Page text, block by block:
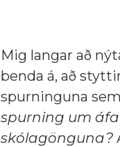
Mig langar að
benda á, að
spurninguna
spurning um
skólagönguna?